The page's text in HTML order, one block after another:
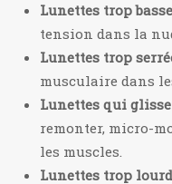
Lunettes trop
tension dans la
Lunettes trop
musculaire dans
Lunettes qui
remonter, micro-
les muscles.
Lunettes trop